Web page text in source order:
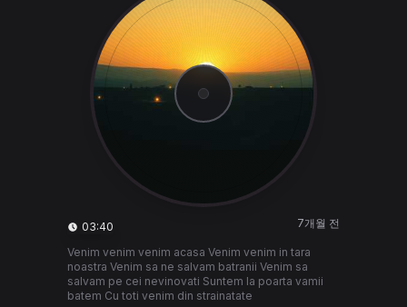
03:40 7개월 전
Venim venim venim acasa Venim venim in tara
noastra Venim sa ne salvam batranii Venim sa
salvam pe cei nevinovati Suntem la poarta vamii
batem Cu toti venim din strainatate